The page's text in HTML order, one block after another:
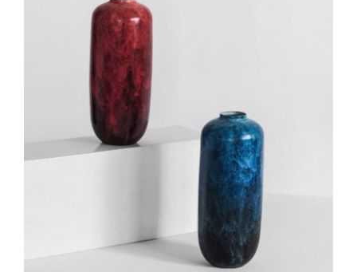
IN DEN WARENKORB
/
DETAILS